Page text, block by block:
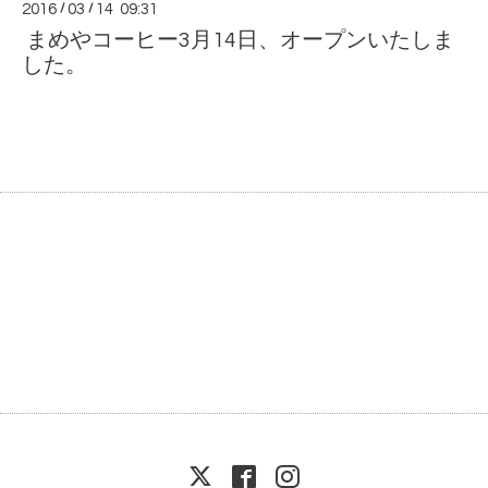
2016 /03 / 14 09:31
まめやコーヒー3月14日、オープンいたしま
した。